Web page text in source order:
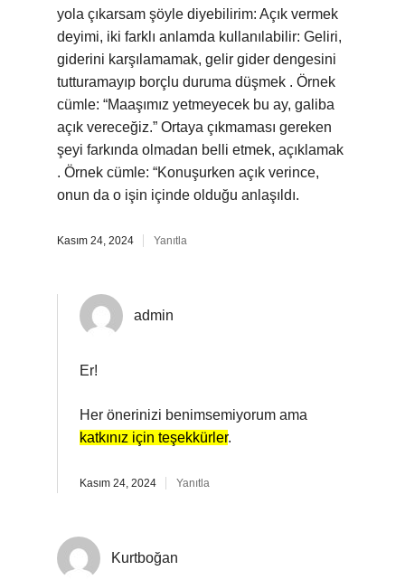
yola çıkarsam şöyle diyebilirim: Açık vermek
deyimi, iki farklı anlamda kullanılabilir: Geliri,
giderini karşılamamak, gelir gider dengesini
tutturamayıp borçlu duruma düşmek . Örnek
cümle: “Maaşımız yetmeyecek bu ay, galiba
açık vereceğiz.” Ortaya çıkmaması gereken
şeyi farkında olmadan belli etmek, açıklamak
. Örnek cümle: “Konuşurken açık verince,
onun da o işin içinde olduğu anlaşıldı.
Kasım 24, 2024 Yanıtla
admin
Er!
Her önerinizi benimsemiyorum ama
katkınız için teşekkürler.
Kasım 24, 2024 Yanıtla
Kurtboğan